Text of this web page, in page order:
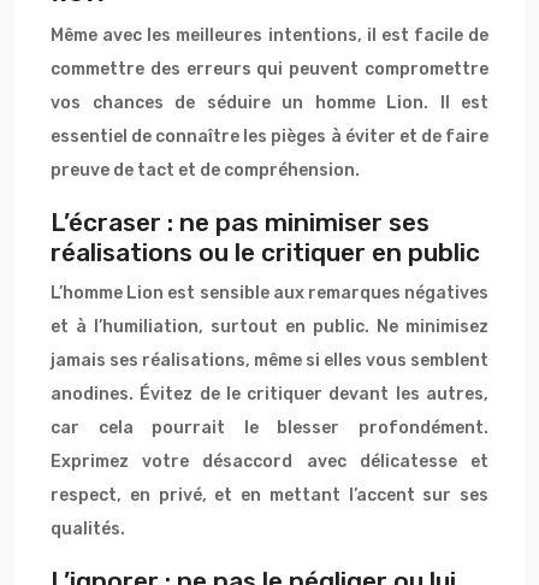
Même avec les meilleures intentions, il est facile de
commettre des erreurs qui peuvent compromettre
vos chances de séduire un homme Lion. Il est
essentiel de connaître les pièges à éviter et de faire
preuve de tact et de compréhension.
L’écraser : ne pas minimiser ses
réalisations ou le critiquer en public
L’homme Lion est sensible aux remarques négatives
et à l’humiliation, surtout en public. Ne minimisez
jamais ses réalisations, même si elles vous semblent
anodines. Évitez de le critiquer devant les autres,
car cela pourrait le blesser profondément.
Exprimez votre désaccord avec délicatesse et
respect, en privé, et en mettant l’accent sur ses
qualités.